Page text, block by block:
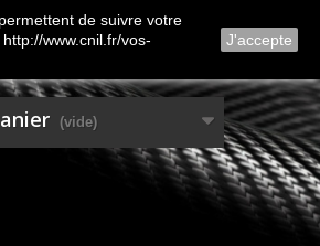
Connexion
Contactez-nous
(vide)
de suivre votre
www.cnil.fr/vos-
J'accepte